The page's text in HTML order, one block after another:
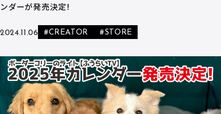
ンダーが発売決定!
2024.11.06 #CREATOR #STORE